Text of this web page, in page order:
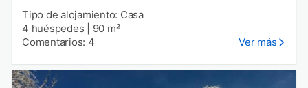
Tipo de alojamiento: Casa
4 huéspedes
90 m²
Comentarios: 4
Ver más